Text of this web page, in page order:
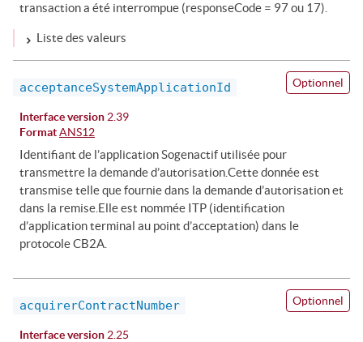
transaction a été interrompue (responseCode = 97 ou 17).
Liste des valeurs
acceptanceSystemApplicationId Optionnel
Interface version 2.39
Format ANS12
Identifiant de l’application Sogenactif utilisée pour
transmettre la demande d’autorisation.Cette donnée est
transmise telle que fournie dans la demande d’autorisation et
dans la remise.Elle est nommée ITP (identification
d’application terminal au point d’acceptation) dans le
protocole CB2A.
acquirerContractNumber Optionnel
Interface version 2.25